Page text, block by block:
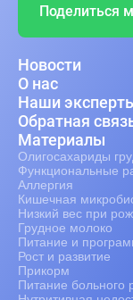
Поделиться
Новости
О нас
Наши
Обратная
Материалы
Олигосахариды
Функциональные
Аллергия
Кишечная
Низкий вес при
Грудное молоко
Питание и
Рост и развитие
Прикорм
Питание больного